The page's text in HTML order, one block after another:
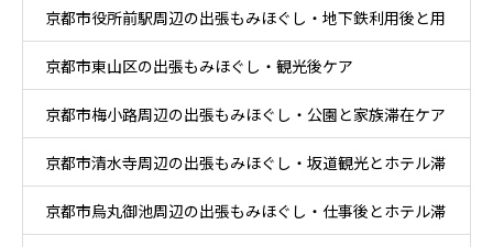
京都市役所前駅周辺の出張もみほぐし・地下鉄利用後と用
事後ケア
京都市東山区の出張もみほぐし・観光後ケア
京都市梅小路周辺の出張もみほぐし・公園と家族滞在ケア
京都市清水寺周辺の出張もみほぐし・坂道観光とホテル滞
在ケア
京都市烏丸御池周辺の出張もみほぐし・仕事後とホテル滞